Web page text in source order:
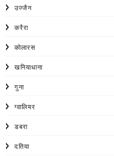
उज्जैन
करैरा
कोलारस
खनियाधाना
गुना
ग्वालियर
डबरा
दतिया